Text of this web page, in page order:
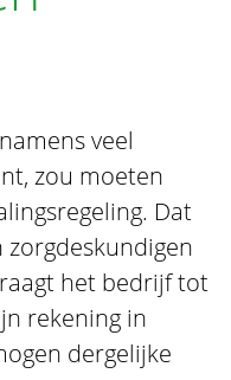
veel
zou moeten
Dat
zorgdeskundigen
het bedrijf tot
rekening in
dergelijke